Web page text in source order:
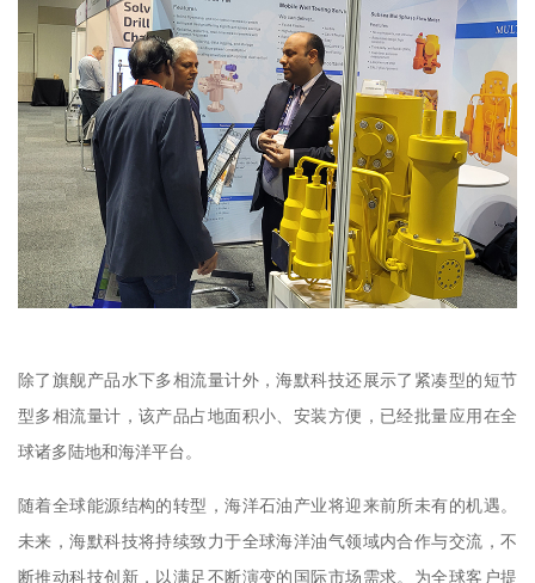
除了旗舰产品水下多相流量计外，海默科技还展示了紧凑型的短节
型多相流量计，该产品占地面积小、安装方便，已经批量应用在全
球诸多陆地和海洋平台。
随着全球能源结构的转型，海洋石油产业将迎来前所未有的机遇。
未来，海默科技将持续致力于全球海洋油气领域内合作与交流，不
断推动科技创新，以满足不断演变的国际市场需求。为全球客户提